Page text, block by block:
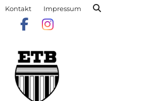
Kontakt Impressum